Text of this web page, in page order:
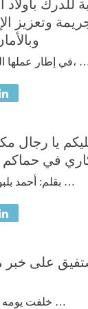
للدرك
وتعزيز
عملها المتواصل والدؤوب، …
يا رجال
بقلم: أحمد بلبول/ مكناس لفاس …
على خبر
خلفت يومه الإثنين واقعة وفاة …